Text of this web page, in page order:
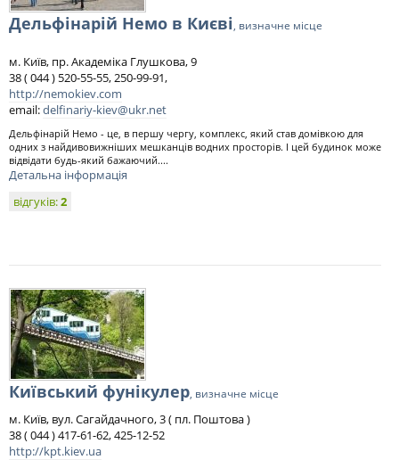
Дельфінарій Немо в Києві, визначне місце
м. Київ, пр. Академіка Глушкова, 9
38 ( 044 ) 520-55-55, 250-99-91,
http://nemokiev.com
email:delfinariy-kiev@ukr.net
Дельфінарій Немо - це, в першу чергу, комплекс, який став домівкою для
одних з найдивовижніших мешканців водних просторів. І цей будинок може
відвідати будь-який бажаючий....
Детальна інформація
відгуків:2
Київський фунікулер, визначне місце
м. Київ, вул. Сагайдачного, 3 ( пл. Поштова )
38 ( 044 ) 417-61-62, 425-12-52
http://kpt.kiev.ua